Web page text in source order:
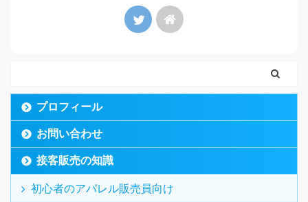
プロフィール
お問い合わせ
接客販売の知識
初心者のアパレル販売員向け